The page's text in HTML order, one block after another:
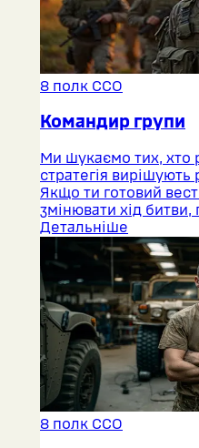
8 полк ССО
Командир групи
Ми шукаємо тих, хто
стратегія вирішують
Якщо ти готовий
змінювати хід
Детальніше
8 полк ССО